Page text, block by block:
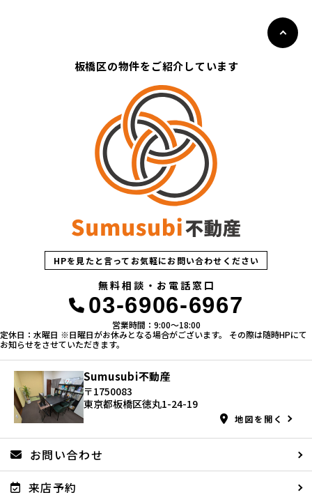
板橋区の物件をご紹介しています
HPを見たと言ってお気軽にお問い合わせください
無料相談・お電話窓口
03-6906-6967
営業時間：9:00〜18:00
定休日：水曜日 ※日曜日がお休みとなる場合がございます。 その際は随時HPにて
お知らせをさせていただきます。
Sumusubi不動産
〒1750083
東京都板橋区徳丸1-24-19
地図を開く
お問い合わせ
来店予約